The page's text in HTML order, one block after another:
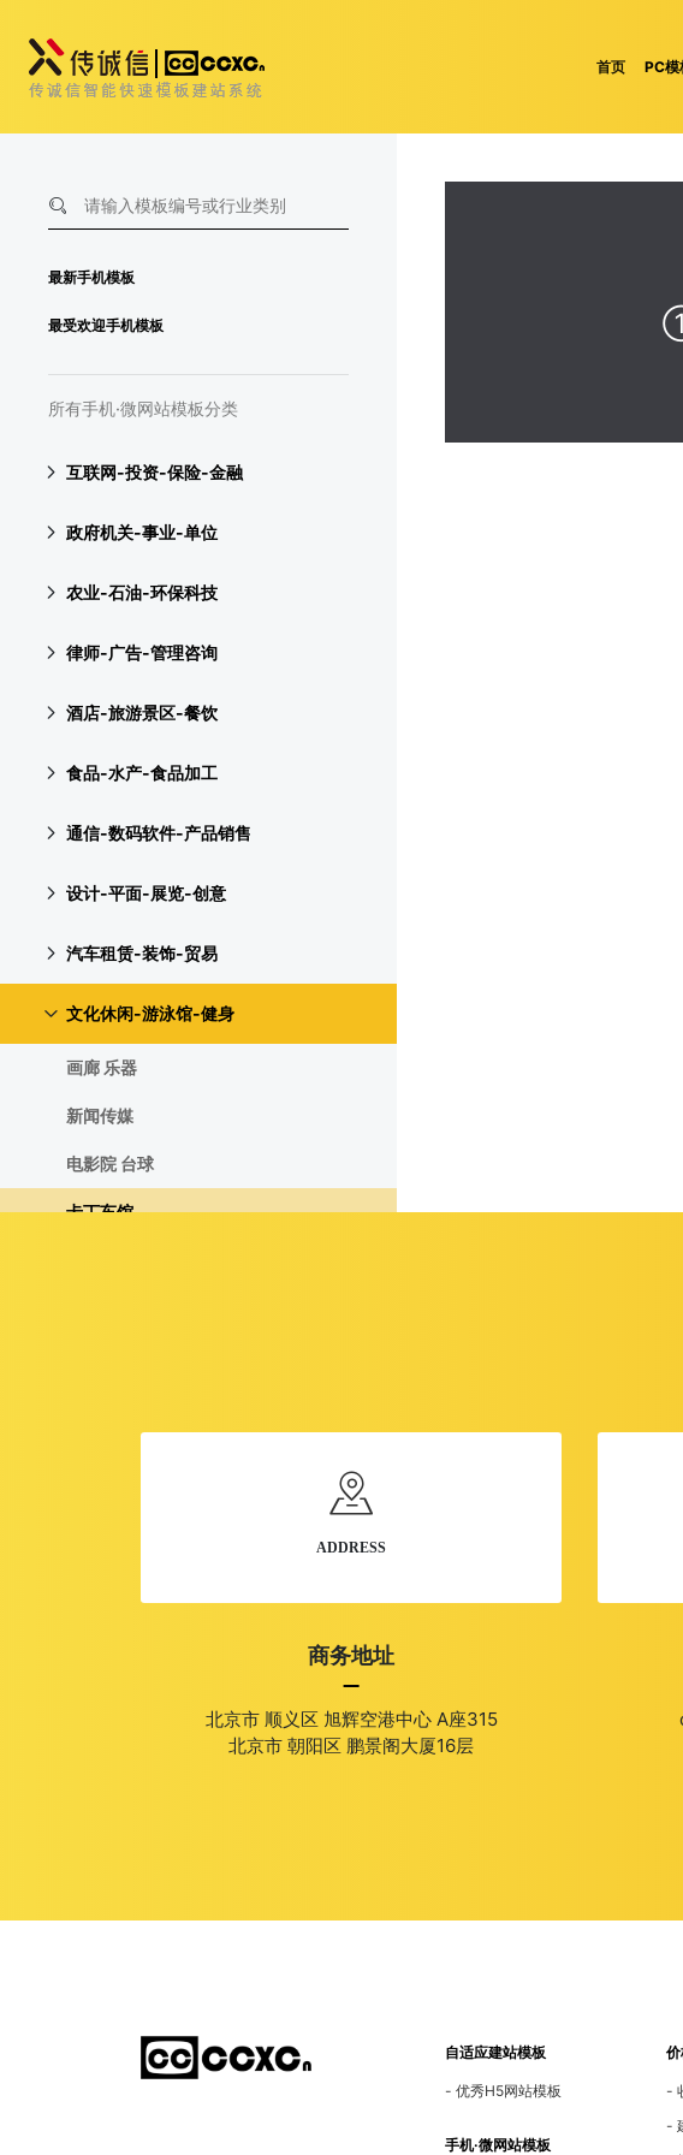
首页 PC模
最新手机模板
最受欢迎手机模板
所有手机·微网站模板分类
互联网-投资-保险-金融
政府机关-事业-单位
农业-石油-环保科技
律师-广告-管理咨询
酒店-旅游景区-餐饮
食品-水产-食品加工
通信-数码软件-产品销售
设计-平面-展览-创意
汽车租赁-装饰-贸易
文化休闲-游泳馆-健身
画廊 乐器
新闻传媒
电影院 台球
卡丁车馆
化工-润滑材料-重工业
纺织-皮革-制造工厂
婚庆-家政服务-美容护肤
ADDRESS
商务地址
北京市 顺义区 旭辉空港中心 A座315
北京市 朝阳区 鹏景阁大厦16层
自适应建站模板
优秀H5网站模板
手机·微网站模板